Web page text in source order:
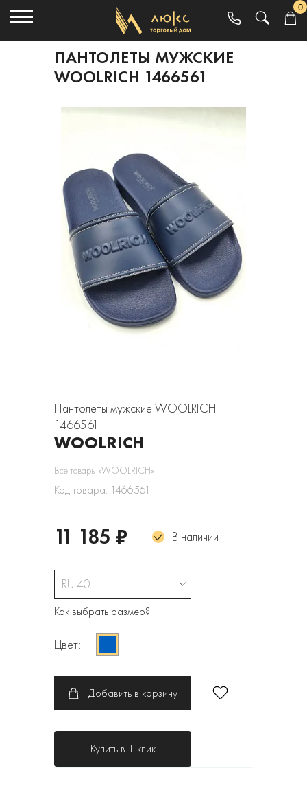
0
ПАНТОЛЕТЫ МУЖСКИЕ
WOOLRICH 1466561
Пантолеты мужские WOOLRICH
1466561
WOOLRICH
Все товары «WOOLRICH»
Код товара: 1466561
11 185 ₽ В наличии
RU 40
Как выбрать размер?
Цвет:
Добавить в корзину
Купить в 1 клик